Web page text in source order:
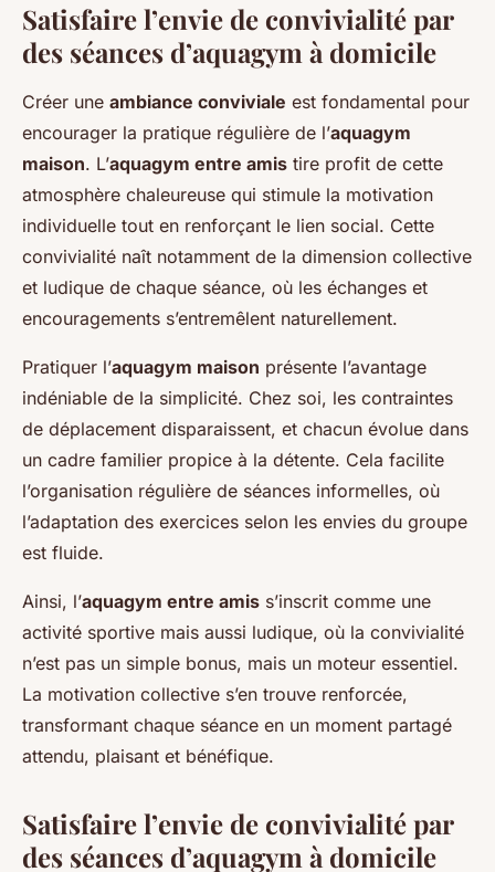
Satisfaire l’envie de convivialité par
des séances d’aquagym à domicile
Créer une ambiance conviviale est fondamental pour
encourager la pratique régulière de l’aquagym
maison. L’aquagym entre amis tire profit de cette
atmosphère chaleureuse qui stimule la motivation
individuelle tout en renforçant le lien social. Cette
convivialité naît notamment de la dimension collective
et ludique de chaque séance, où les échanges et
encouragements s’entremêlent naturellement.
Pratiquer l’aquagym maison présente l’avantage
indéniable de la simplicité. Chez soi, les contraintes
de déplacement disparaissent, et chacun évolue dans
un cadre familier propice à la détente. Cela facilite
l’organisation régulière de séances informelles, où
l’adaptation des exercices selon les envies du groupe
est fluide.
Ainsi, l’aquagym entre amis s’inscrit comme une
activité sportive mais aussi ludique, où la convivialité
n’est pas un simple bonus, mais un moteur essentiel.
La motivation collective s’en trouve renforcée,
transformant chaque séance en un moment partagé
attendu, plaisant et bénéfique.
Satisfaire l’envie de convivialité par
des séances d’aquagym à domicile